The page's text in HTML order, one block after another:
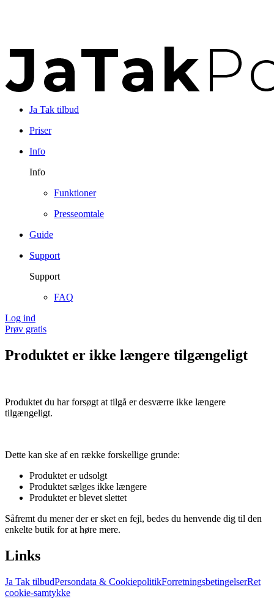
Ja Tak tilbud
Priser
Info
Info
Funktioner
Presseomtale
Guide
Support
Support
FAQ
Log ind
Prøv gratis
Produktet er ikke længere tilgængeligt
Produktet du har forsøgt at tilgå er desværre ikke længere
tilgængeligt.
Dette kan ske af en række forskellige grunde:
Produktet er udsolgt
Produktet sælges ikke længere
Produktet er blevet slettet
Såfremt du mener der er sket en fejl, bedes du henvende dig til den
enkelte butik for at høre mere.
Links
Ja Tak tilbudPersondata & CookiepolitikForretningsbetingelserRet
cookie-samtykke